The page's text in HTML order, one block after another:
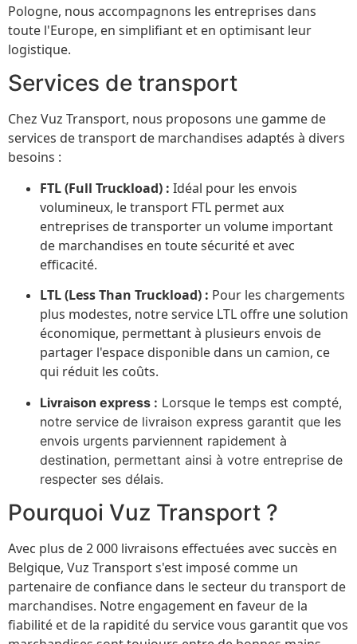
Pologne, nous accompagnons les entreprises dans
toute l'Europe, en simplifiant et en optimisant leur
logistique.
Services de transport
Chez Vuz Transport, nous proposons une gamme de
services de transport de marchandises adaptés à divers
besoins :
FTL (Full Truckload) : Idéal pour les envois
volumineux, le transport FTL permet aux
entreprises de transporter un volume important
de marchandises en toute sécurité et avec
efficacité.
LTL (Less Than Truckload) : Pour les chargements
plus modestes, notre service LTL offre une solution
économique, permettant à plusieurs envois de
partager l'espace disponible dans un camion, ce
qui réduit les coûts.
Livraison express : Lorsque le temps est compté,
notre service de livraison express garantit que les
envois urgents parviennent rapidement à
destination, permettant ainsi à votre entreprise de
respecter ses délais.
Pourquoi Vuz Transport ?
Avec plus de 2 000 livraisons effectuées avec succès en
Belgique, Vuz Transport s'est imposé comme un
partenaire de confiance dans le secteur du transport de
marchandises. Notre engagement en faveur de la
fiabilité et de la rapidité du service vous garantit que vos